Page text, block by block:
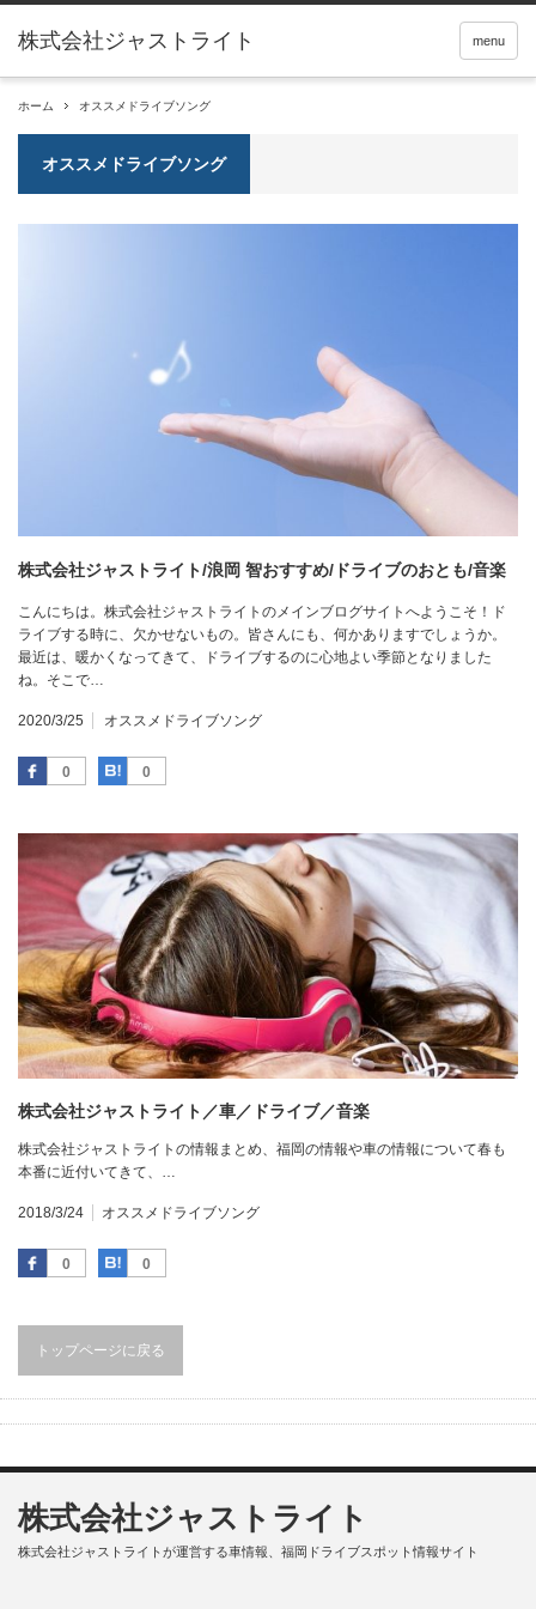
menu
ホーム オススメドライブソング
オススメドライブソング
株式会社ジャストライト/浪岡 智おすすめ/ドライブのおとも/音楽
こんにちは。株式会社ジャストライトのメインブログサイトへようこそ！ド
ライブする時に、欠かせないもの。皆さんにも、何かありますでしょうか。
最近は、暖かくなってきて、ドライブするのに心地よい季節となりました
ね。そこで…
2020/3/25 オススメドライブソング
0
Facebook 0
はてなブックマーク
株式会社ジャストライト／車／ドライブ／音楽
株式会社ジャストライトの情報まとめ、福岡の情報や車の情報について春も
本番に近付いてきて、…
2018/3/24 オススメドライブソング
0
Facebook 0
はてなブックマーク
トップページに戻る
株式会社ジャストライト
株式会社ジャストライトが運営する車情報、福岡ドライブスポット情報サイト